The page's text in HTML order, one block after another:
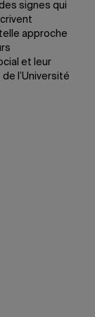
signes qui
approche
et leur
l’Université